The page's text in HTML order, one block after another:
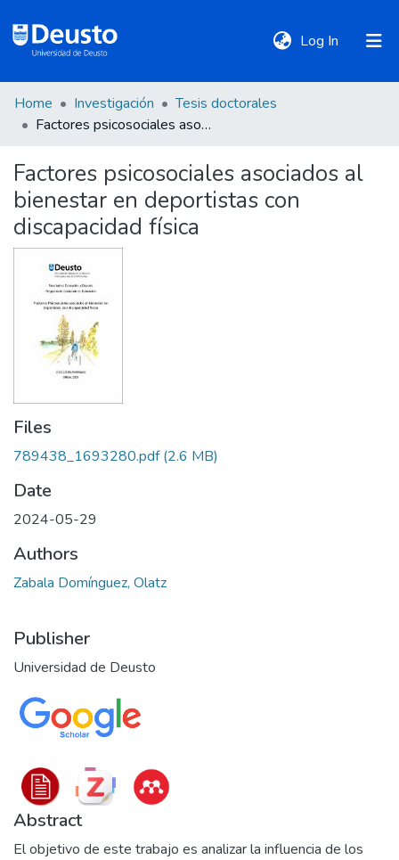
Log In (current)
DeustoTeka
Communities
&
Collections
All of DSpace
Statistics
Home Investigación
Tesis doctorales
Factores psicosociales asociados al bienestar en deportistas con discapacidad física
Factores psicosociales asociados al
bienestar en deportistas con
discapacidad física
Files
789438_1693280.pdf(2.6 MB)
Date
2024-05-29
Authors
Zabala Domínguez, Olatz
Publisher
Universidad de Deusto
Abstract
El objetivo de este trabajo es analizar la influencia de los